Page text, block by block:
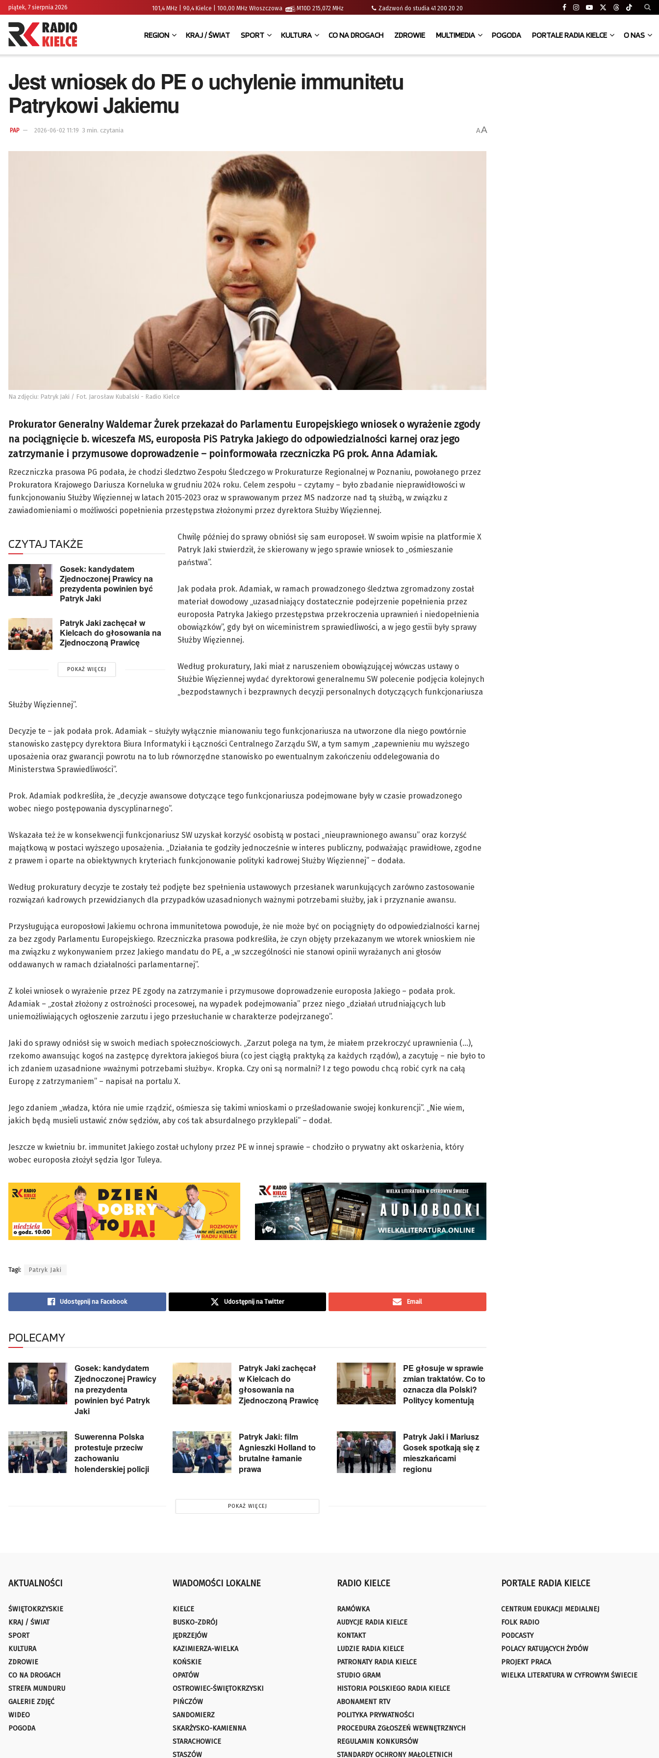
piątek, 7 sierpnia 2026 101,4 MHz | 90,4 Kielce | 100,00 MHz Włoszczowa M10D 215,072 MHz Zadzwoń do studia 41 200 20 20
REGION KRAJ / ŚWIAT SPORT KULTURA CO NA DROGACH ZDROWIE MULTIMEDIA POGODA PORTALE RADIA KIELCE O NAS
Jest wniosek do PE o uchylenie immunitetu
Patrykowi Jakiemu
PAP 2026-06-02 11:19 3 min. czytania AA
Na zdjęciu: Patryk Jaki / Fot. Jarosław Kubalski - Radio Kielce
Prokurator Generalny Waldemar Żurek przekazał do Parlamentu Europejskiego wniosek o wyrażenie zgody
na pociągnięcie b. wiceszefa MS, europosła PiS Patryka Jakiego do odpowiedzialności karnej oraz jego
zatrzymanie i przymusowe doprowadzenie – poinformowała rzeczniczka PG prok. Anna Adamiak.
Rzeczniczka prasowa PG podała, że chodzi śledztwo Zespołu Śledczego w Prokuraturze Regionalnej w Poznaniu, powołanego przez
Prokuratora Krajowego Dariusza Korneluka w grudniu 2024 roku. Celem zespołu – czytamy – było zbadanie nieprawidłowości w
funkcjonowaniu Służby Więziennej w latach 2015-2023 oraz w sprawowanym przez MS nadzorze nad tą służbą, w związku z
zawiadomieniami o możliwości popełnienia przestępstwa złożonymi przez dyrektora Służby Więziennej.
CZYTAJ TAKŻE
Gosek: kandydatem
Zjednoczonej Prawicy na
prezydenta powinien być
Patryk Jaki
Patryk Jaki zachęcał w
Kielcach do głosowania na
Zjednoczoną Prawicę
POKAŻ WIĘCEJ
Chwilę później do sprawy obniósł się sam europoseł. W swoim wpisie na platformie X
Patryk Jaki stwierdził, że skierowany w jego sprawie wniosek to „ośmieszanie
państwa”.
Jak podała prok. Adamiak, w ramach prowadzonego śledztwa zgromadzony został
materiał dowodowy „uzasadniający dostatecznie podejrzenie popełnienia przez
europosła Patryka Jakiego przestępstwa przekroczenia uprawnień i niedopełnienia
obowiązków”, gdy był on wiceministrem sprawiedliwości, a w jego gestii były sprawy
Służby Więziennej.
Według prokuratury, Jaki miał z naruszeniem obowiązującej wówczas ustawy o
Służbie Więziennej wydać dyrektorowi generalnemu SW polecenie podjęcia kolejnych
„bezpodstawnych i bezprawnych decyzji personalnych dotyczących funkcjonariusza
Służby Więziennej”.
Decyzje te – jak podała prok. Adamiak – służyły wyłącznie mianowaniu tego funkcjonariusza na utworzone dla niego powtórnie
stanowisko zastępcy dyrektora Biura Informatyki i Łączności Centralnego Zarządu SW, a tym samym „zapewnieniu mu wyższego
uposażenia oraz gwarancji powrotu na to lub równorzędne stanowisko po ewentualnym zakończeniu oddelegowania do
Ministerstwa Sprawiedliwości”.
Prok. Adamiak podkreśliła, że „decyzje awansowe dotyczące tego funkcjonariusza podejmowane były w czasie prowadzonego
wobec niego postępowania dyscyplinarnego”.
Wskazała też że w konsekwencji funkcjonariusz SW uzyskał korzyść osobistą w postaci „nieuprawnionego awansu” oraz korzyść
majątkową w postaci wyższego uposażenia. „Działania te godziły jednocześnie w interes publiczny, podważając prawidłowe, zgodne
z prawem i oparte na obiektywnych kryteriach funkcjonowanie polityki kadrowej Służby Więziennej” – dodała.
Według prokuratury decyzje te zostały też podjęte bez spełnienia ustawowych przesłanek warunkujących zarówno zastosowanie
rozwiązań kadrowych przewidzianych dla przypadków uzasadnionych ważnymi potrzebami służby, jak i przyznanie awansu.
Przysługująca europosłowi Jakiemu ochrona immunitetowa powoduje, że nie może być on pociągnięty do odpowiedzialności karnej
za bez zgody Parlamentu Europejskiego. Rzeczniczka prasowa podkreśliła, że czyn objęty przekazanym we wtorek wnioskiem nie
ma związku z wykonywaniem przez Jakiego mandatu do PE, a „w szczególności nie stanowi opinii wyrażanych ani głosów
oddawanych w ramach działalności parlamentarnej”.
Z kolei wniosek o wyrażenie przez PE zgody na zatrzymanie i przymusowe doprowadzenie europosła Jakiego – podała prok.
Adamiak – „został złożony z ostrożności procesowej, na wypadek podejmowania” przez niego „działań utrudniających lub
uniemożliwiających ogłoszenie zarzutu i jego przesłuchanie w charakterze podejrzanego”.
Jaki do sprawy odniósł się w swoich mediach społecznościowych. „Zarzut polega na tym, że miałem przekroczyć uprawnienia (…),
rzekomo awansując kogoś na zastępcę dyrektora jakiegoś biura (co jest ciągłą praktyką za każdych rządów), a zacytuję – nie było to
ich zdaniem uzasadnione »ważnymi potrzebami służby«. Kropka. Czy oni są normalni? I z tego powodu chcą robić cyrk na całą
Europę z zatrzymaniem” – napisał na portalu X.
Jego zdaniem „władza, która nie umie rządzić, ośmiesza się takimi wnioskami o prześladowanie swojej konkurencji”. „Nie wiem,
jakich będą musieli ustawić znów sędziów, aby coś tak absurdalnego przyklepali” – dodał.
Jeszcze w kwietniu br. immunitet Jakiego został uchylony przez PE w innej sprawie – chodziło o prywatny akt oskarżenia, który
wobec europosła złożył sędzia Igor Tuleya.
Tagi: Patryk Jaki
Udostępnij na Facebook Udostępnij na Twitter Email
POLECAMY
Gosek: kandydatem
Zjednoczonej Prawicy
na prezydenta
powinien być Patryk
Jaki
Patryk Jaki zachęcał
w Kielcach do
głosowania na
Zjednoczoną Prawicę
PE głosuje w sprawie
zmian traktatów. Co to
oznacza dla Polski?
Politycy komentują
Suwerenna Polska
protestuje przeciw
zachowaniu
holenderskiej policji
Patryk Jaki: film
Agnieszki Holland to
brutalne łamanie
prawa
Patryk Jaki i Mariusz
Gosek spotkają się z
mieszkańcami
regionu
POKAŻ WIĘCEJ
AKTUALNOŚCI
ŚWIĘTOKRZYSKIE
KRAJ / ŚWIAT
SPORT
KULTURA
ZDROWIE
CO NA DROGACH
STREFA MUNDURU
GALERIE ZDJĘĆ
WIDEO
POGODA
WIADOMOŚCI LOKALNE
KIELCE
BUSKO-ZDRÓJ
JĘDRZEJÓW
KAZIMIERZA-WIELKA
KOŃSKIE
OPATÓW
OSTROWIEC-ŚWIĘTOKRZYSKI
PIŃCZÓW
SANDOMIERZ
SKARŻYSKO-KAMIENNA
STARACHOWICE
STASZÓW
RADIO KIELCE
RAMÓWKA
AUDYCJE RADIA KIELCE
KONTAKT
LUDZIE RADIA KIELCE
PATRONATY RADIA KIELCE
STUDIO GRAM
HISTORIA POLSKIEGO RADIA KIELCE
ABONAMENT RTV
POLITYKA PRYWATNOŚCI
PROCEDURA ZGŁOSZEŃ WEWNĘTRZNYCH
REGULAMIN KONKURSÓW
STANDARDY OCHRONY MAŁOLETNICH
PORTALE RADIA KIELCE
CENTRUM EDUKACJI MEDIALNEJ
FOLK RADIO
PODCASTY
POLACY RATUJĄCYCH ŻYDÓW
PROJEKT PRACA
WIELKA LITERATURA W CYFROWYM ŚWIECIE